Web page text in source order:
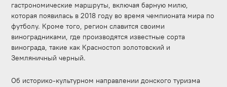
гастрономические маршруты, включая барную милю,
которая появилась в 2018 году во время чемпионата мира по
футболу. Кроме того, регион славится своими
виноградниками, где производятся известные сорта
винограда, такие как Красностоп золотовский и
Земляничный черный.
Об историко-культурном направлении донского туризма